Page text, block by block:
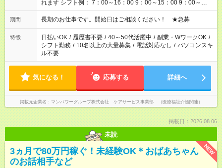
れます シフト例： 7：00～16：00 9：00～15：00 9：00～
18：00 11：00～20：00 など ※Wワークの場合、他のお仕事と
合わせ週40時間超の就業はご案内できません ※法令に基づき、
派遣法（日雇い派遣の原則禁止）により、短時間・短期間の就
業はご案内が難しい場合があります
期間 長期のお仕事です。開始日はご相談ください！ ★急募
特徴 日払いOK / 履歴書不要 / 40～50代活躍中 / 副業・WワークOK /
シフト勤務 / 10名以上の大量募集 / 電話対応なし / パソコンスキ
ル不要
気になる！ 応募する 詳細へ
掲載元企業名 マンパワーグループ株式会社 ケアサービス事業部 （医療福祉介護関連）
掲載日：2026.08.06
未読
NEW
3ヵ月で80万円稼ぐ！未経験OK＊おばあちゃん
のお話相手など